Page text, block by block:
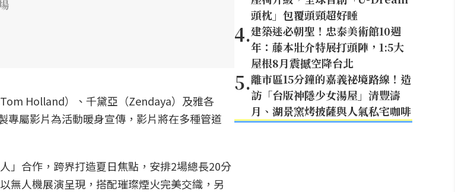
Holland）、千黛亞（Zendaya）及雅各
屬影片為活動暖身宣傳，影片將在多種管道
」合作，跨界打造夏日焦點，安排2場總長20分
無人機展演呈現，搭配璀璨煙火完美交織，另
頭枕」包覆頭頸超好睡
4.建築迷必朝聖！忠泰美術館10週
年：藤本壯介特展打頭陣，1:5大
屋根8月震撼空降台北
5.離市區15分鐘的嘉義祕境路線！造
訪「台版神隱少女湯屋」清豐濤
月、湖景窯烤披薩與人氣私宅咖啡